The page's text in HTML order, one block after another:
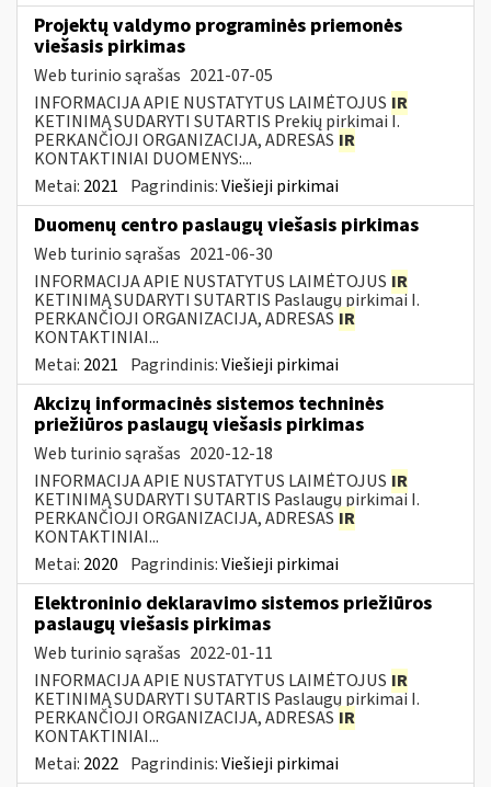
Projektų valdymo programinės priemonės
viešasis pirkimas
Web turinio sąrašas 2021-07-05
INFORMACIJA APIE NUSTATYTUS LAIMĖTOJUS IR
KETINIMĄ SUDARYTI SUTARTIS Prekių pirkimai I.
PERKANČIOJI ORGANIZACIJA, ADRESAS IR
KONTAKTINIAI DUOMENYS:...
Metai: 2021 Pagrindinis:Viešieji pirkimai
Duomenų centro paslaugų viešasis pirkimas
Web turinio sąrašas 2021-06-30
INFORMACIJA APIE NUSTATYTUS LAIMĖTOJUS IR
KETINIMĄ SUDARYTI SUTARTIS Paslaugų pirkimai I.
PERKANČIOJI ORGANIZACIJA, ADRESAS IR
KONTAKTINIAI...
Metai: 2021 Pagrindinis:Viešieji pirkimai
Akcizų informacinės sistemos techninės
priežiūros paslaugų viešasis pirkimas
Web turinio sąrašas 2020-12-18
INFORMACIJA APIE NUSTATYTUS LAIMĖTOJUS IR
KETINIMĄ SUDARYTI SUTARTIS Paslaugų pirkimai I.
PERKANČIOJI ORGANIZACIJA, ADRESAS IR
KONTAKTINIAI...
Metai: 2020 Pagrindinis:Viešieji pirkimai
Elektroninio deklaravimo sistemos priežiūros
paslaugų viešasis pirkimas
Web turinio sąrašas 2022-01-11
INFORMACIJA APIE NUSTATYTUS LAIMĖTOJUS IR
KETINIMĄ SUDARYTI SUTARTIS Paslaugų pirkimai I.
PERKANČIOJI ORGANIZACIJA, ADRESAS IR
KONTAKTINIAI...
Metai: 2022 Pagrindinis:Viešieji pirkimai